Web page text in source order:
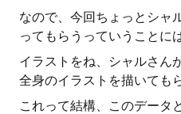
なので、今回ちょっとシャ
ってもらうっていうことに
イラストをね、シャルさん
全身のイラストを描いても
これって結構、このデータ